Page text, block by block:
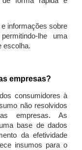
informações sobre
lhe uma
escolha.
empresas?
consumidores à
não resolvidos
empresas. As
base de dados
da efetividade
insumos para o